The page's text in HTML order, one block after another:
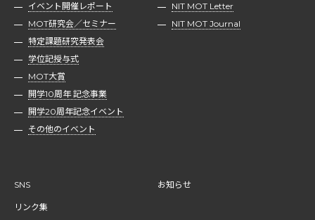
イベント開催レポート
MOT研究会／セミナー
特定課題研究発表会
学位記授与式
MOT大賞
開学10周年 記念事業
開学20周年記念イベント
その他のイベント
NIT MOT Letter
NIT MOT Journal
SNS
リンク集
お知らせ